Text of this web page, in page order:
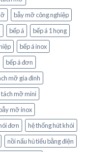
bẫy mỡ công nghiệp
bếp á
bếp á 1 họng
bếp á inox
bếp á đơn
mỡ gia đình
tách mỡ mini
mỡ inox
đơn
hệ thống hút khói
nồi nấu hủ tiếu bằng điện